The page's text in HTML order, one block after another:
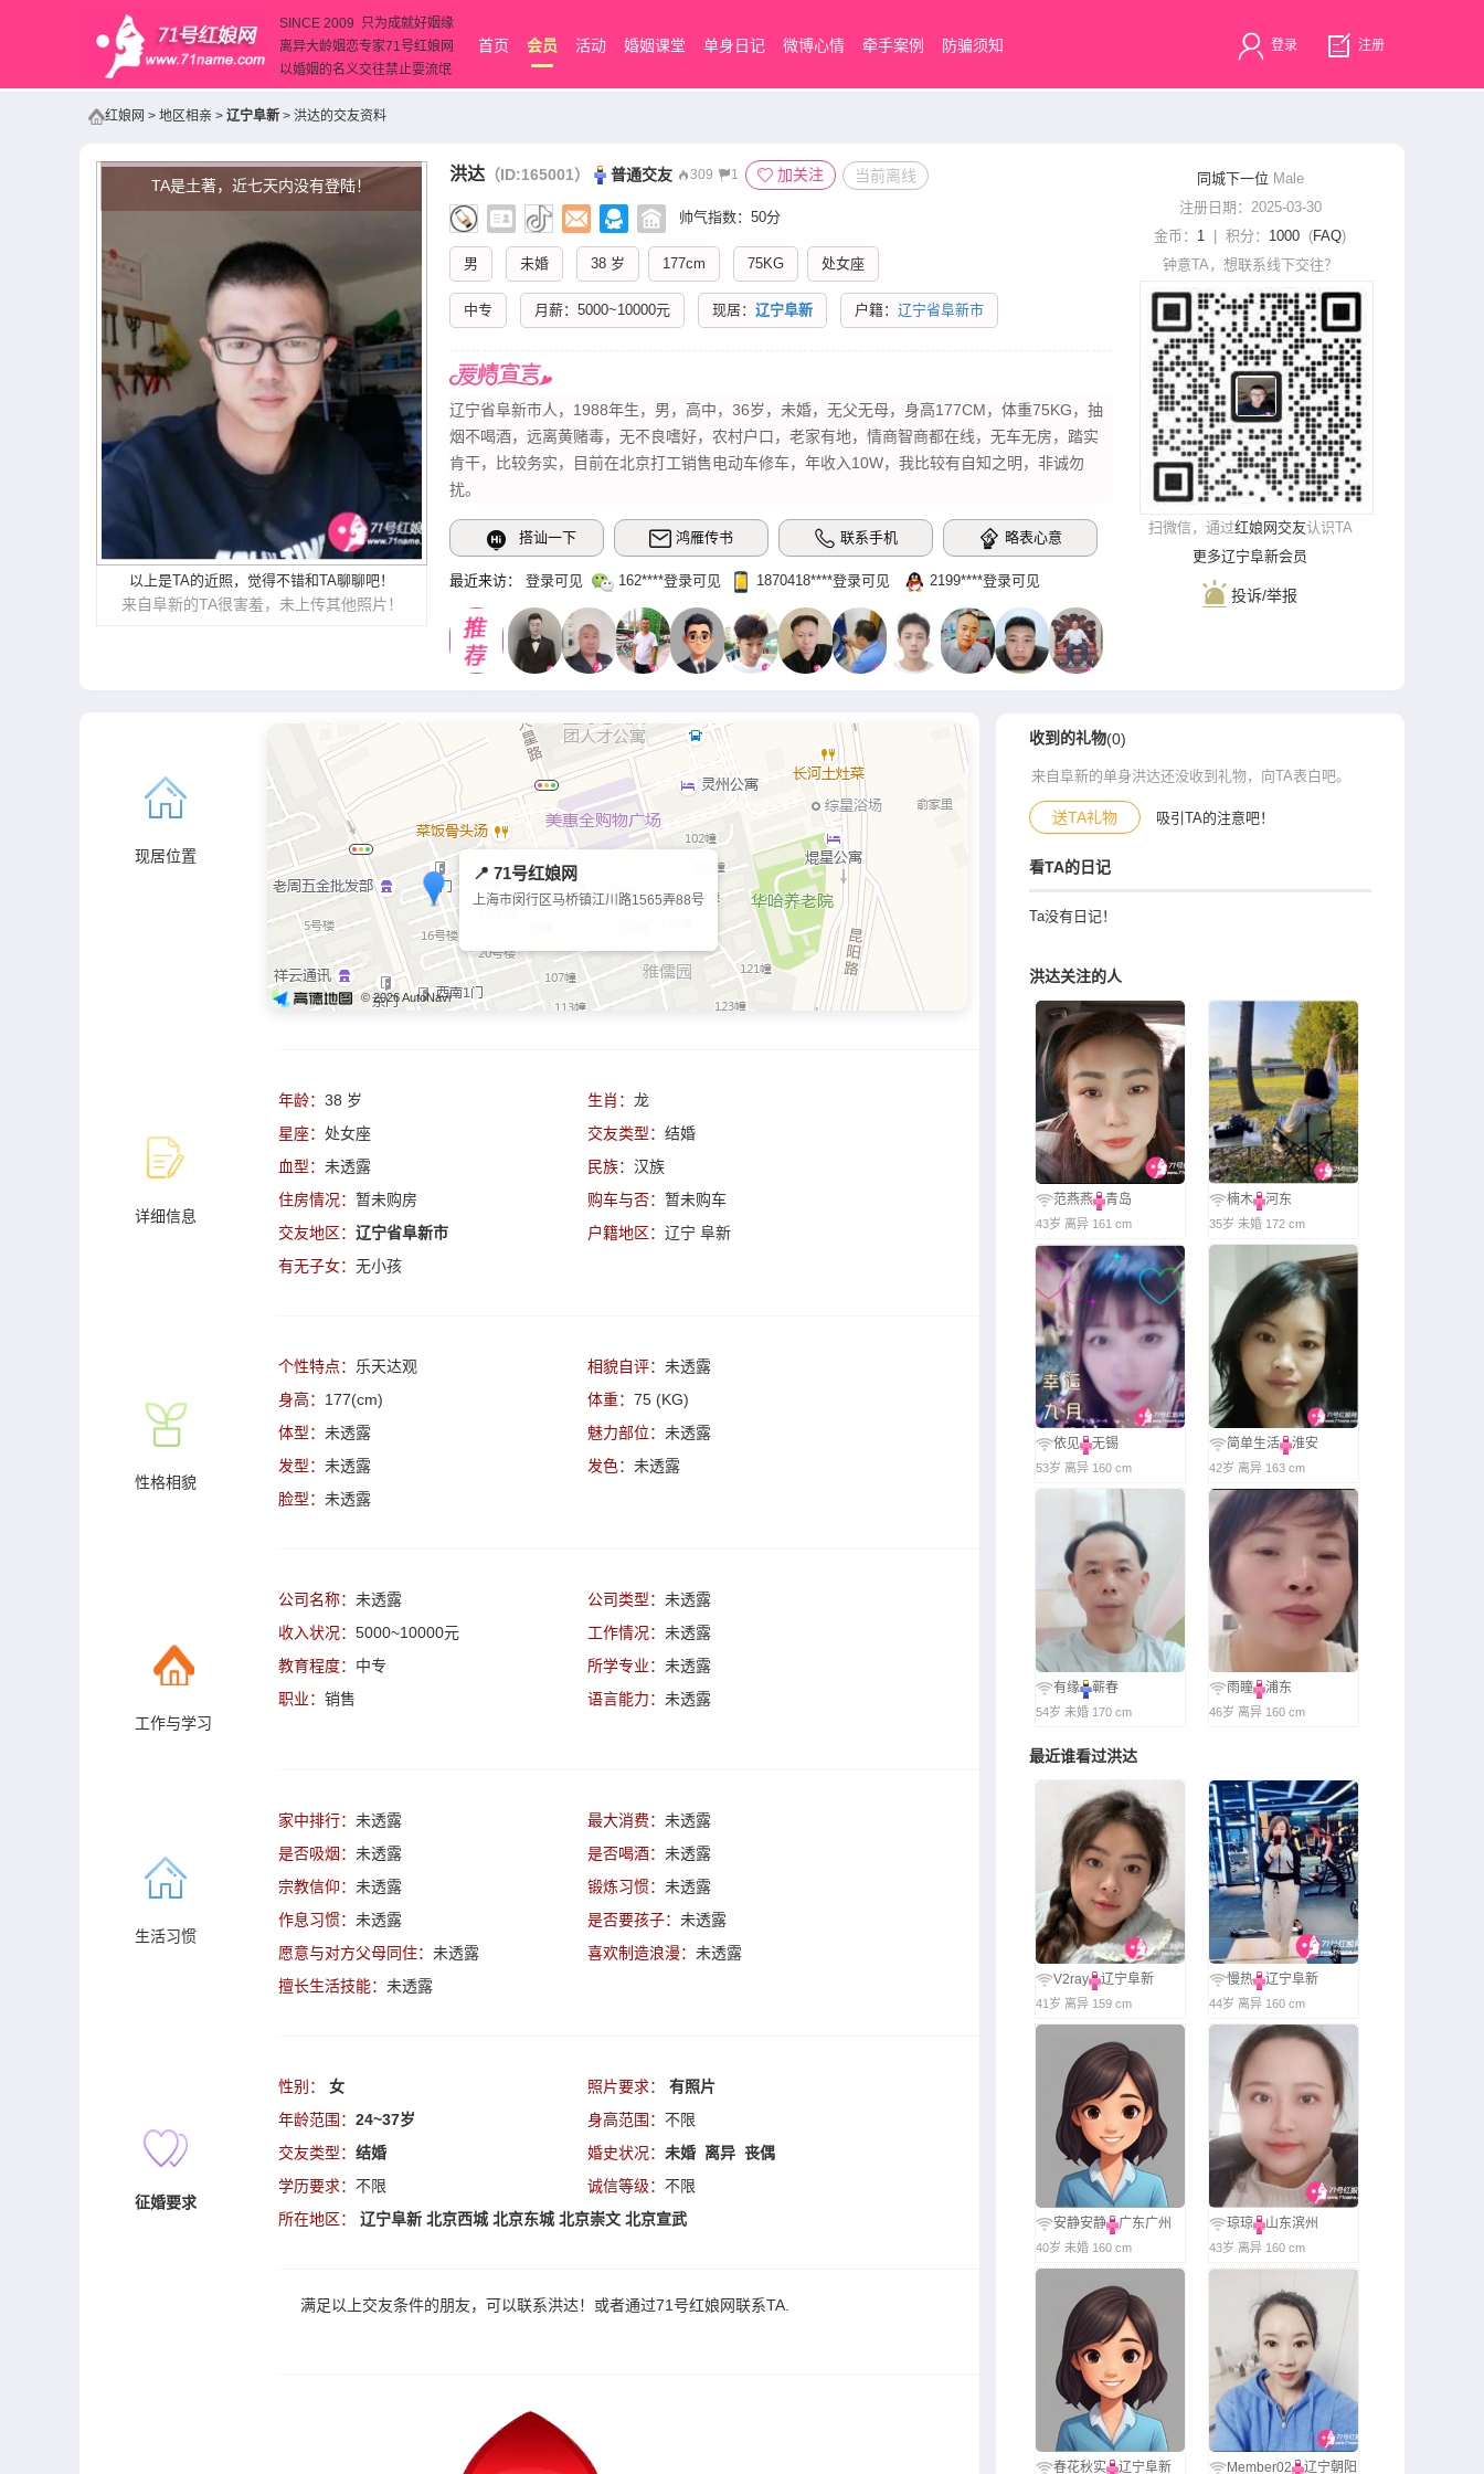
SINCE 2009 只为成就好姻缘
离异大龄姻恋专家71号红娘网
以婚姻的名义交往禁止耍流氓
首页 会员 活动 婚姻课堂 单身日记 微博心情 牵手案例 防骗须知 登录 注册
红娘网 > 地区相亲 > 辽宁阜新 > 洪达的交友资料
TA是土著，近七天内没有登陆！
以上是TA的近照，觉得不错和TA聊聊吧！
来自阜新的TA很害羞，未上传其他照片！
洪达 （ID:165001） 普通交友 309 1 加关注 当前离线
帅气指数：50分
男 未婚 38 岁 177cm 75KG 处女座
中专 月薪：5000~10000元 现居： 辽宁阜新 户籍： 辽宁省阜新市
辽宁省阜新市人，1988年生，男，高中，36岁，未婚，无父无母，身高177CM，体重75KG，抽
烟不喝酒，远离黄赌毒，无不良嗜好，农村户口，老家有地，情商智商都在线，无车无房，踏实
肯干，比较务实，目前在北京打工销售电动车修车，年收入10W，我比较有自知之明，非诚勿
扰。
搭讪一下 鸿雁传书 联系手机 略表心意
最近来访： 登录可见 162‌****登录可见 1870418‌****‌登录可见 2199‌****‌登录可见
同城下一位 Male
注册日期：2025-03-30
金币： 1 | 积分： 1000 (FAQ)
钟意TA，想联系线下交往？
扫微信，通过红娘网交友认识TA
更多辽宁阜新会员
投诉/举报
现居位置
📍 71号红娘网
上海市闵行区马桥镇江川路1565弄88号
© 2026 AutoNavi
详细信息
年龄： 38 岁 生肖： 龙
星座： 处女座 交友类型： 结婚
血型： 未透露 民族： 汉族
住房情况： 暂未购房 购车与否： 暂未购车
交友地区： 辽宁省阜新市 户籍地区： 辽宁 阜新
有无子女： 无小孩
性格相貌
个性特点： 乐天达观 相貌自评： 未透露
身高： 177(cm) 体重： 75 (KG)
体型： 未透露 魅力部位： 未透露
发型： 未透露 发色： 未透露
脸型： 未透露
工作与学习
公司名称： 未透露 公司类型： 未透露
收入状况： 5000~10000元 工作情况： 未透露
教育程度： 中专 所学专业： 未透露
职业： 销售 语言能力： 未透露
生活习惯
家中排行： 未透露 最大消费： 未透露
是否吸烟： 未透露 是否喝酒： 未透露
宗教信仰： 未透露 锻炼习惯： 未透露
作息习惯： 未透露 是否要孩子： 未透露
愿意与对方父母同住： 未透露 喜欢制造浪漫： 未透露
擅长生活技能： 未透露
征婚要求
性别： 女 照片要求：
有照片
年龄范围： 24~37岁 身高范围： 不限
交友类型： 结婚 婚史状况： 未婚 离异 丧偶
学历要求： 不限 诚信等级： 不限
所在地区：
辽宁阜新 北京西城 北京东城 北京崇文 北京宣武
满足以上交友条件的朋友，可以联系洪达！或者通过71号红娘网联系TA
收到的礼物(0)
来自阜新的单身洪达还没收到礼物，向TA表白吧。
送TA礼物 吸引TA的注意吧！
看TA的日记
Ta没有日记！
洪达关注的人
范燕燕 青岛
43岁 离异 161 cm
楠木 河东
35岁 未婚 172 cm
依见 无锡
53岁 离异 160 cm
简单生活 淮安
42岁 离异 163 cm
有缘 蕲春
54岁 未婚 170 cm
雨瞳 浦东
46岁 离异 160 cm
最近谁看过洪达
V2ray 辽宁阜新
41岁 离异 159 cm
慢热 辽宁阜新
44岁 离异 160 cm
安静安静 广东广州
40岁 未婚 160 cm
琼琼 山东滨州
43岁 离异 160 cm
春花秋实 辽宁阜新 Member02 辽宁朝阳